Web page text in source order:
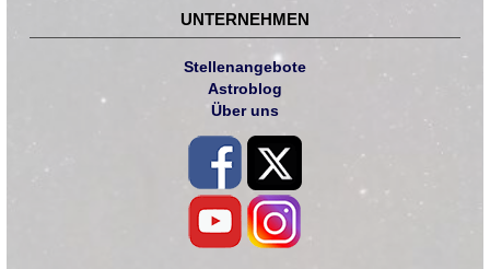
UNTERNEHMEN
Stellenangebote
Astroblog
Über uns